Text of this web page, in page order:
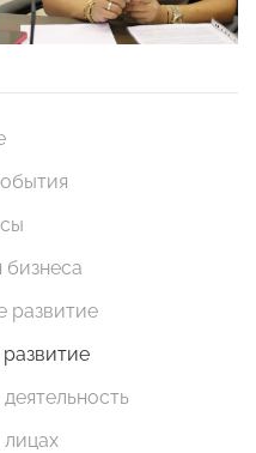
развитие